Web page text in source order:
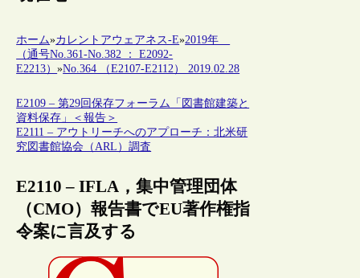
ホーム»カレントアウェアネス-E»2019年
（通号No.361-No.382 ： E2092-
E2213）»No.364 （E2107-E2112） 2019.02.28
E2109 – 第29回保存フォーラム「図書館建築と
資料保存」＜報告＞
E2111 – アウトリーチへのアプローチ：北米研
究図書館協会（ARL）調査
E2110 – IFLA，集中管理団体
（CMO）報告書でEU著作権指
令案に言及する